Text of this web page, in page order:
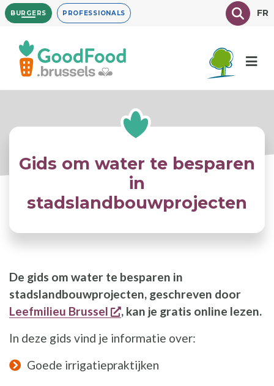
Overslaan
en
inhoud
gaan
BURGERS PROFESSIONALS TexteFR
Gids om water te besparen
in
stadslandbouwprojecten
De gids om water te besparen in
stadslandbouwprojecten, geschreven door
Leefmilieu Brussel
opent een nieuw venster
, kan je gratis online lezen.
In deze gids vind je informatie over:
Goede irrigatiepraktijken